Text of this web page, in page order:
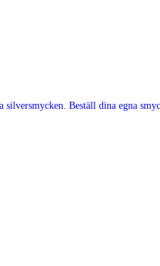
silversmycken. Beställ dina egna